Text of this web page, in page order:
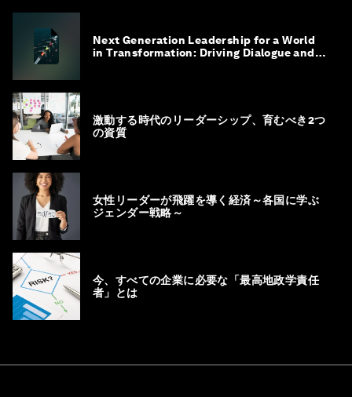
Next Generation Leadership for a World
in Transformation: Driving Dialogue and
激動する時代のリーダーシップ、育むべき2つ
の資質
女性リーダーが飛躍を導く経済～各国に学ぶ
ジェンダー戦略～
今、すべての企業に必要な「最高地政学責任
者」とは